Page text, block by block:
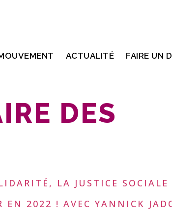
ACTUALITÉ FAIRE UN
DES
LA JUSTICE
EN 2022 ! AVEC YANNICK